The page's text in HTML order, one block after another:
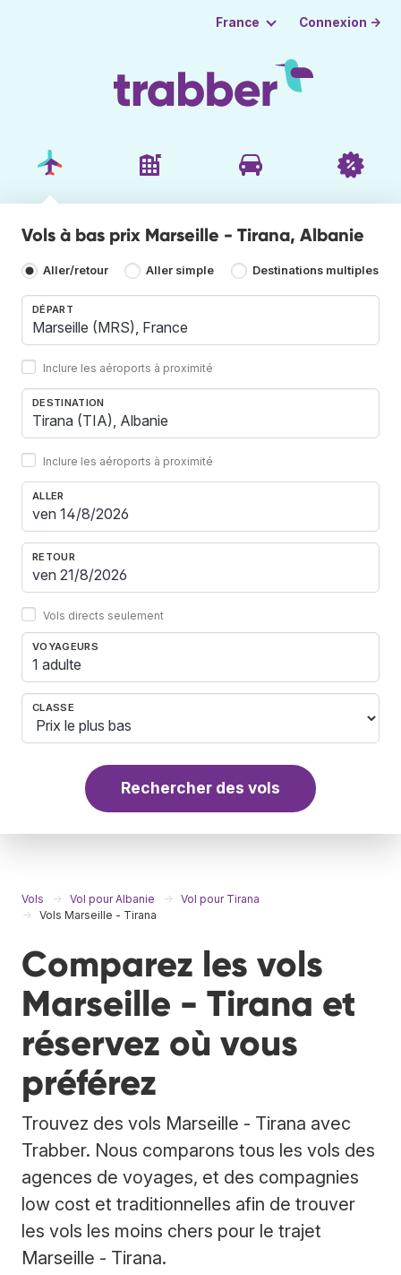
France Connexion →
Vols à bas prix Marseille - Tirana, Albanie
Aller/retour Aller simple Destinations multiples
DÉPART
Inclure les aéroports à proximité
DESTINATION
Inclure les aéroports à proximité
ALLER
RETOUR
Vols directs seulement
VOYAGEURS
1 adulte
CLASSE
Rechercher des vols
Vols Vol pour Albanie
Vol pour Tirana
Vols Marseille - Tirana
Comparez les vols
Marseille - Tirana et
réservez où vous
préférez
Trouvez des vols Marseille - Tirana avec
Trabber. Nous comparons tous les vols des
agences de voyages, et des compagnies
low cost et traditionnelles afin de trouver
les vols les moins chers pour le trajet
Marseille - Tirana.